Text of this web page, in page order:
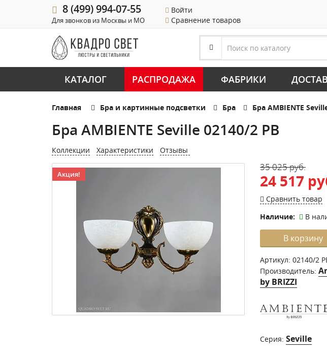
8 (499) 994-07-55
Для звонков из Москвы и МО
Войти
Сравнение товаров
КАТАЛОГ РАСПРОДАЖА ФАБРИКИ
Главная Бра и картинные подсветки Бра Бра AMBIENTE
Бра AMBIENTE Seville 02140/2 PB
Коллекции Характеристики Отзывы
Акция!
35 025 руб.
24 517
Сравнить товар
Наличие:
В
В корзину
Артикул: 02140/2
Производитель:
by BRIZZI
Серия: Seville